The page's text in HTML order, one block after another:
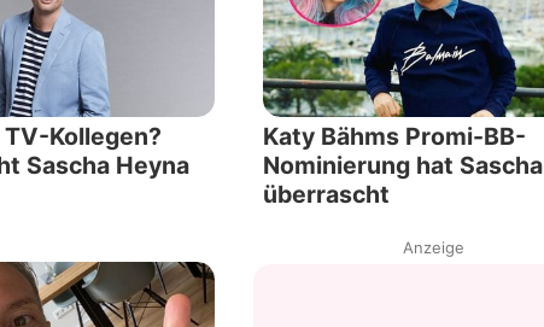
Kollegen?
Sascha Heyna
Katy Bähms Promi-BB-
Nominierung hat Sascha
überrascht
Anzeige